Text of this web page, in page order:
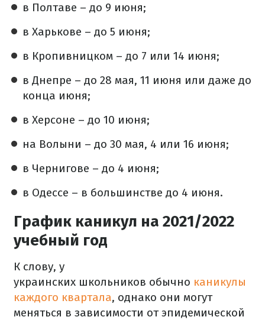
в Полтаве – до 9 июня;
в Харькове – до 5 июня;
в Кропивницком – до 7 или 14 июня;
в Днепре – до 28 мая, 11 июня или даже до
конца июня;
в Херсоне – до 10 июня;
на Волыни – до 30 мая, 4 или 16 июня;
в Чернигове – до 4 июня;
в Одессе – в большинстве до 4 июня.
График каникул на 2021/2022
учебный год
К слову, у
украинских школьников обычно каникулы
каждого квартала, однако они могут
меняться в зависимости от эпидемической